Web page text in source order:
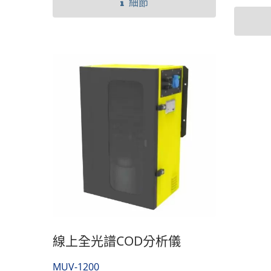
量，將樣品測得之值與標準樣品測得
細節
546m
響進行
線上全光譜COD分析儀
MUV-1200
熱量計